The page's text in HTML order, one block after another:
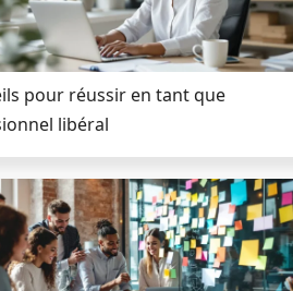
pour réussir en tant que
libéral